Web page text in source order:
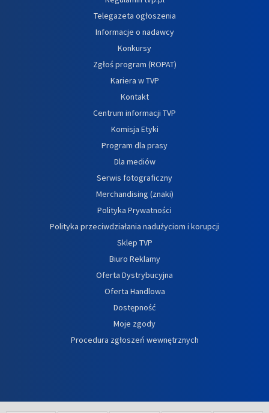
Telegazeta ogłoszenia
Informacje o nadawcy
Konkursy
Zgłoś program (ROPAT)
Kariera w TVP
Kontakt
Centrum informacji TVP
Komisja Etyki
Program dla prasy
Dla mediów
Serwis fotograficzny
Merchandising (znaki)
Polityka Prywatności
Polityka przeciwdziałania nadużyciom i korupcji
Sklep TVP
Biuro Reklamy
Oferta Dystrybucyjna
Oferta Handlowa
Dostępność
Moje zgody
Procedura zgłoszeń wewnętrznych